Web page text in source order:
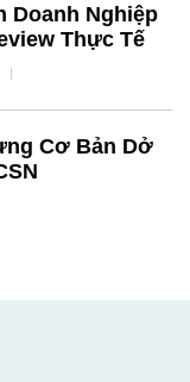
Doanh Nghiệp
Thực Tế
Cơ Bản Dở